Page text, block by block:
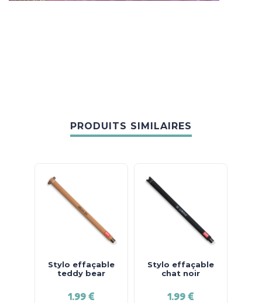
PRODUITS SIMILAIRES
Stylo effaçable
teddy bear
1.99€
Stylo effaçable
chat noir
1.99€